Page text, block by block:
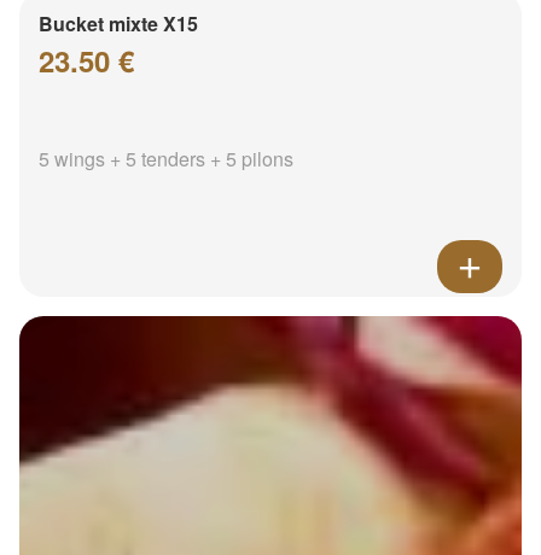
Bucket mixte X15
23.50 €
5 wings + 5 tenders + 5 pilons